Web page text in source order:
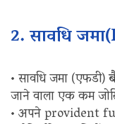
2. सावधि
• सावधि जमा (एफडी)
जाने वाला एक कम
• अपने provident